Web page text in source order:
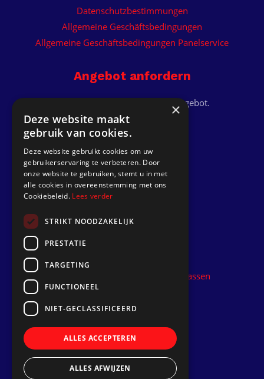
Datenschutzbestimmungen
Allgemeine Geschäftsbedingungen
Allgemeine Geschäftsbedingungen Panelservice
Angebot anfordern
Erhalten Sie ein individuelles Angebot.
Anfrage
Gehen zu
Dek Designer
Projekte
Kunststoff-Teakdeck installieren lassen
Folgen Sie uns
×
Deze website maakt
gebruik van cookies.
Deze website gebruikt cookies om uw
gebruikerservaring te verbeteren. Door
onze website te gebruiken, stemt u in met
alle cookies in overeenstemming met ons
Cookiebeleid. Lees verder
STRIKT NOODZAKELIJK
PRESTATIE
TARGETING
FUNCTIONEEL
NIET-GECLASSIFICEERD
ALLES ACCEPTEREN
ALLES AFWIJZEN